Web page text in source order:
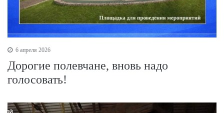
6 апреля 2026
Дорогие полевчане, вновь надо
голосовать!